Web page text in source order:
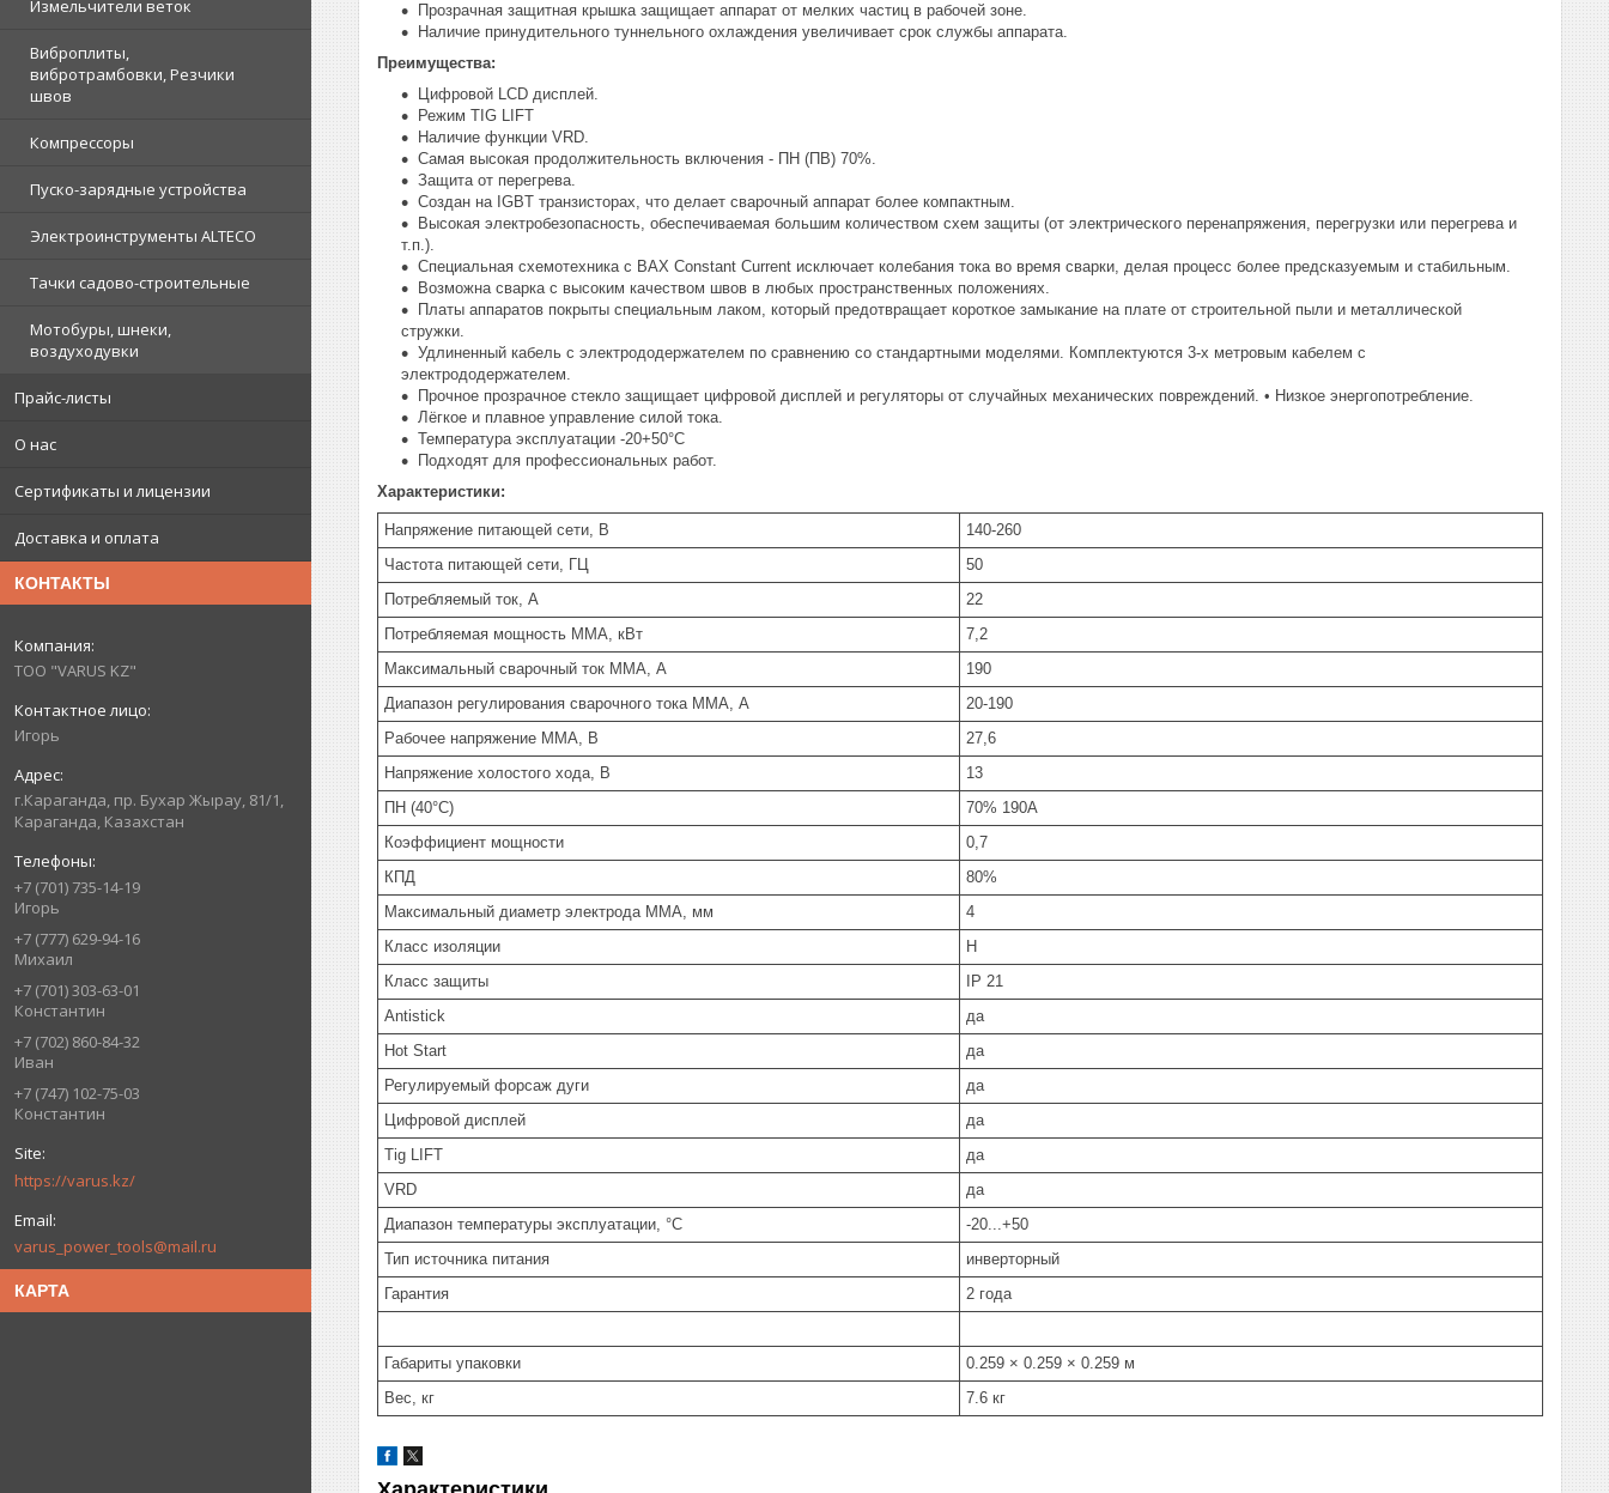
Измельчители веток
Виброплиты,
вибротрамбовки, Резчики
швов
Компрессоры
Пуско-зарядные устройства
Электроинструменты ALTECO
Тачки садово-строительные
Мотобуры, шнеки,
воздуходувки
Прайс-листы
О нас
Сертификаты и лицензии
Доставка и оплата
КОНТАКТЫ
ТОО "VARUS KZ"
Игорь
г.Караганда, пр. Бухар Жырау, 81/1,
Караганда, Казахстан
+7 (701) 735-14-19
Игорь
+7 (777) 629-94-16
Михаил
+7 (701) 303-63-01
Константин
+7 (702) 860-84-32
Иван
+7 (747) 102-75-03
Константин
https://varus.kz/
varus_power_tools@mail.ru
КАРТА
Прозрачная защитная крышка защищает аппарат от мелких частиц в рабочей зоне.
Наличие принудительного туннельного охлаждения увеличивает срок службы аппарата.
Преимущества:
Цифровой LCD дисплей.
Режим TIG LIFT
Наличие функции VRD.
Самая высокая продолжительность включения - ПН (ПВ) 70%.
Защита от перегрева.
Создан на IGBT транзисторах, что делает сварочный аппарат более компактным.
Высокая электробезопасность, обеспечиваемая большим количеством схем защиты (от электрического перенапряжения, перегрузки или перегрева и
т.п.).
Специальная схемотехника с ВАХ Constant Current исключает колебания тока во время сварки, делая процесс более предсказуемым и стабильным.
Возможна сварка с высоким качеством швов в любых пространственных положениях.
Платы аппаратов покрыты специальным лаком, который предотвращает короткое замыкание на плате от строительной пыли и металлической
стружки.
Удлиненный кабель с электрододержателем по сравнению со стандартными моделями. Комплектуются 3-х метровым кабелем с
электрододержателем.
Прочное прозрачное стекло защищает цифровой дисплей и регуляторы от случайных механических повреждений. • Низкое энергопотребление.
Лёгкое и плавное управление силой тока.
Температура эксплуатации -20+50°С
Подходят для профессиональных работ.
Характеристики:
Напряжение питающей сети, В
140-260
Частота питающей сети, ГЦ
50
Потребляемый ток, А
22
Потребляемая мощность ММА, кВт
7,2
Максимальный сварочный ток MMA, А
190
Диапазон регулирования сварочного тока MMA, А
20-190
Рабочее напряжение ММА, В
27,6
Напряжение холостого хода, В
13
ПН (40°C)
70% 190А
Коэффициент мощности
0,7
КПД
80%
Максимальный диаметр электрода MMA, мм
4
Класс изоляции
Н
Класс защиты
IP 21
Antistick
да
Hot Start
да
Регулируемый форсаж дуги
да
Цифровой дисплей
да
Tig LIFT
да
VRD
да
Диапазон температуры эксплуатации, °С
-20...+50
Тип источника питания
инверторный
Гарантия
2 года
Габариты упаковки
0.259 × 0.259 × 0.259 м
Вес, кг
7.6 кг